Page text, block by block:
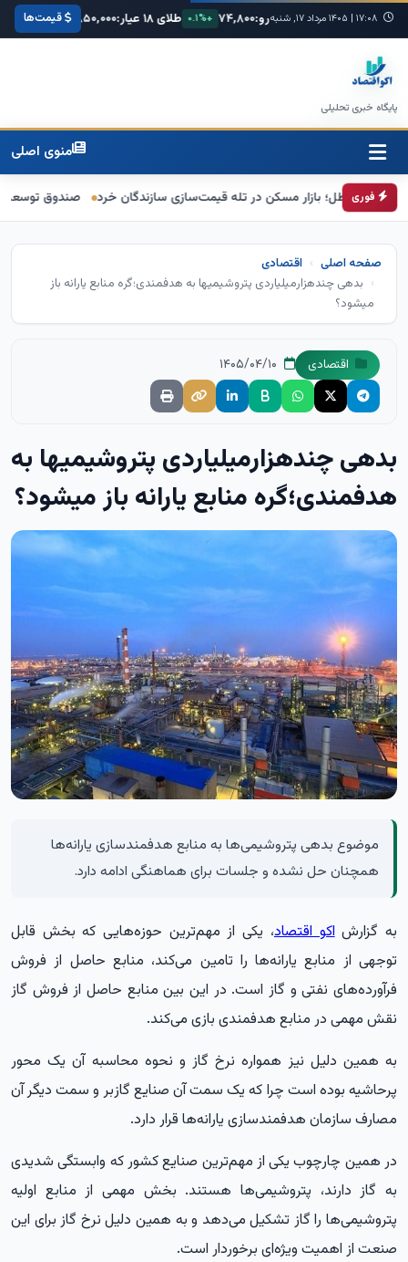
۱۷:۰۸ | ۱۴۰۵ مرداد ۱۷, شنبه ۶۸,۴۲۰ +۰.۳% یورو:۷۴,۸۰۰ +۰.۱% طلای ۱۸ عیار: ۳,۸۵۰,۰۰۰ +۱.۲% سکه امامی:
قیمت‌ها
پایگاه خبری تحلیلی
منوی اصلی
فوری
بازار مسکن در تله قیمت‌سازی سازندگان خرد صندوق توسعه ملی نقشی در
صفحه اصلی
اقتصادی
بدهی چندهزارمیلیاردی پتروشیمیها به هدفمندی؛گره منابع یارانه باز
میشود؟
اقتصادی
بدهی چندهزارمیلیاردی پتروشیمیها به
هدفمندی؛گره منابع یارانه باز میشود؟
موضوع بدهی پتروشیمی‌ها به منابع هدفمندسازی یارانه‌ها
همچنان حل نشده و جلسات برای هماهنگی ادامه دارد.
به گزارشاکو اقتصاد، یکی از مهم‌ترین حوزه‌هایی که بخش قابل
توجهی از منابع یارانه‌ها را تامین می‌کند، منابع حاصل از فروش
فرآورده‌های نفتی و گاز است. در این بین منابع حاصل از فروش گاز
نقش مهمی در منابع هدفمندی بازی می‌کند.
به همین دلیل نیز همواره نرخ گاز و نحوه محاسبه آن یک محور
پرحاشیه بوده است چرا که یک سمت آن صنایع گازبر و سمت دیگر آن
مصارف سازمان هدفمندسازی یارانه‌ها قرار دارد.
در همین چارچوب یکی از مهم‌ترین صنایع کشور که وابستگی شدیدی
به گاز دارند، پتروشیمی‌ها هستند. بخش مهمی از منابع اولیه
پتروشیمی‌ها را گاز تشکیل می‌دهد و به همین دلیل نرخ گاز برای این
صنعت از اهمیت ویژه‌ای برخوردار است.